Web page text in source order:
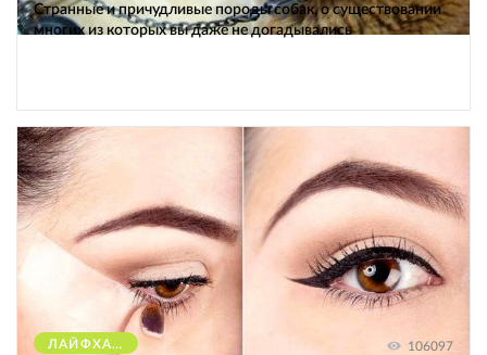
Странные и причудливые породы собак, о существовании
многих из которых вы даже не догадывались
ЛАЙФХАКИ 106097